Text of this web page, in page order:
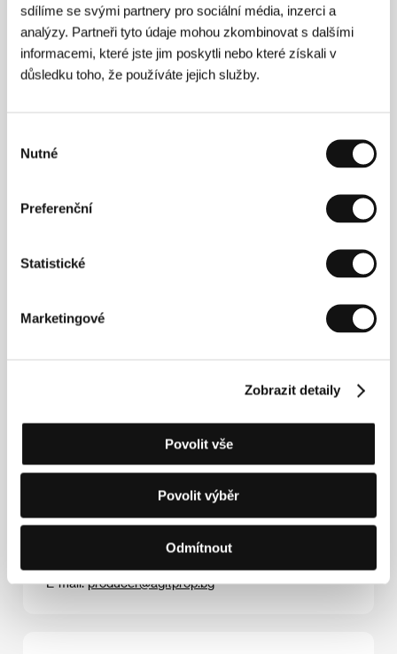
sdílíme se svými partnery pro sociální média, inzerci a
analýzy. Partneři tyto údaje mohou zkombinovat s dalšími
informacemi, které jste jim poskytli nebo které získali v
důsledku toho, že používáte jejich služby.
souhlasu
Nutné
Preferenční
Statistické
Marketingové
Zobrazit detaily
Povolit vše
Povolit výběr
Odmítnout
akademii divadla a filmu v Sofii. Pracoval jako barman
v Praze, kuchař ve Washingtonu, zahradník v Torontu
krátkometrážních snímků, mj.
Gagarin
, 1995), za nějž
klap, 2000), v němž do 67 snímků zahrnul třicetiletou
krátkých dokumentů na festivalu IDFA 2004.
Kontakty
72, Georgi S. Rakovski Str., 1000, Sofia
E-mail:producer@agitprop.bg